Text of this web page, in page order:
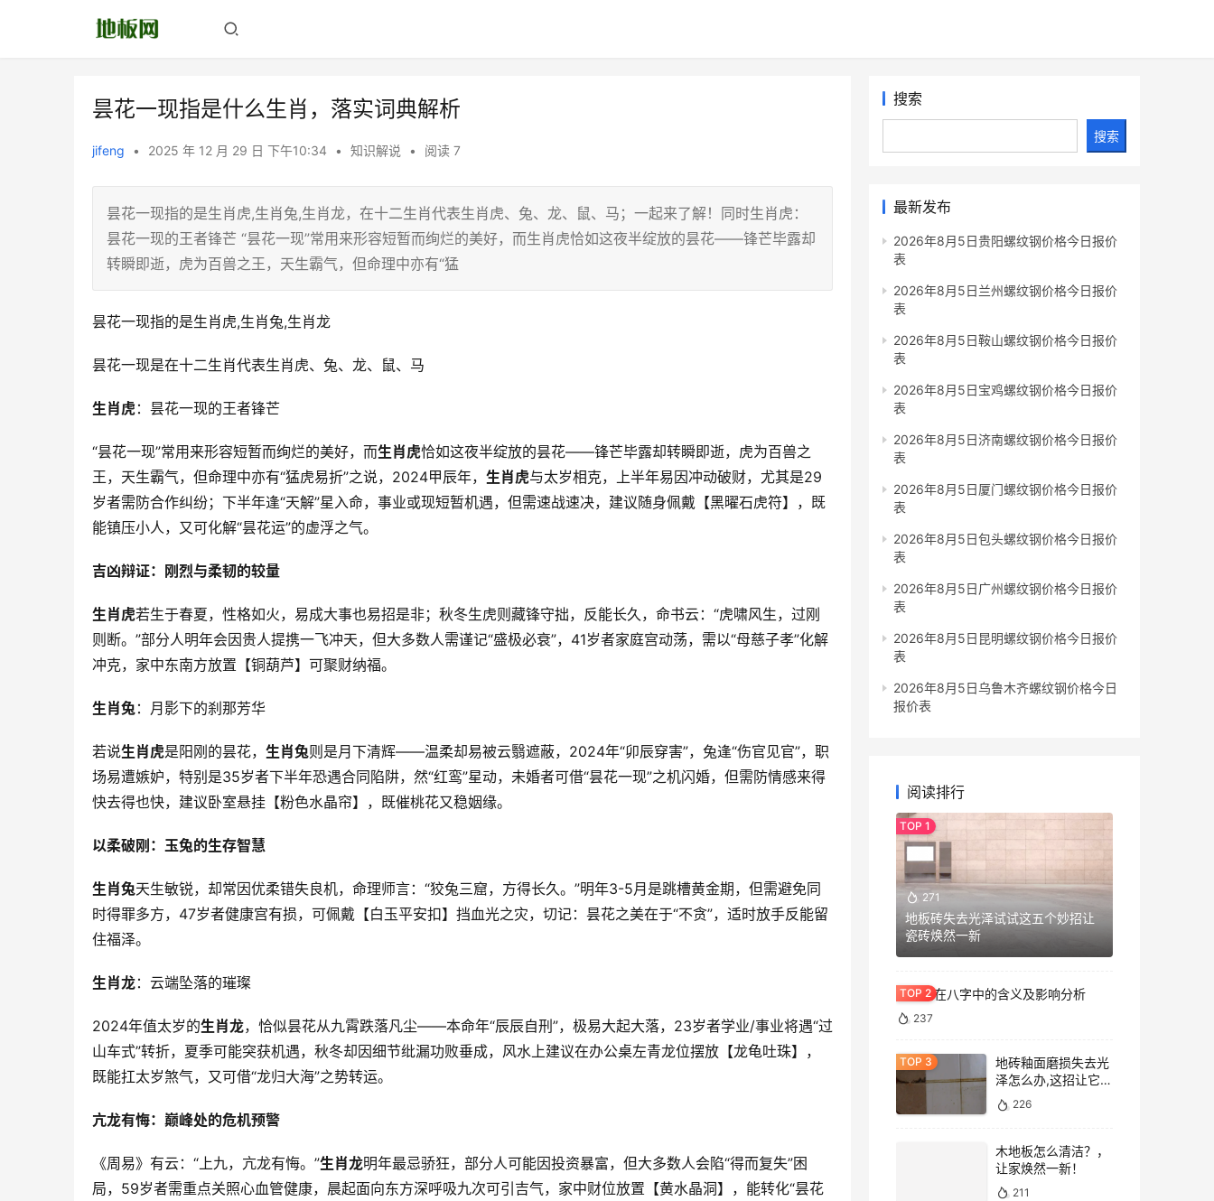
昙花一现指是什么生肖，落实词典解析
jifeng • 2025 年 12 月 29 日 下午10:34 • 知识解说 • 阅读 7
昙花一现指的是生肖虎,生肖兔,生肖龙，在十二生肖代表生肖虎、兔、龙、鼠、马；一起来了解！同时生肖虎：
昙花一现的王者锋芒 “昙花一现”常用来形容短暂而绚烂的美好，而生肖虎恰如这夜半绽放的昙花——锋芒毕露却
转瞬即逝，虎为百兽之王，天生霸气，但命理中亦有“猛
昙花一现指的是生肖虎,生肖兔,生肖龙
昙花一现是在十二生肖代表生肖虎、兔、龙、鼠、马
生肖虎：昙花一现的王者锋芒
“昙花一现”常用来形容短暂而绚烂的美好，而生肖虎恰如这夜半绽放的昙花——锋芒毕露却转瞬即逝，虎为百兽之
王，天生霸气，但命理中亦有“猛虎易折”之说，2024甲辰年， 生肖虎与太岁相克，上半年易因冲动破财，尤其是29
岁者需防合作纠纷；下半年逢“天解”星入命，事业或现短暂机遇，但需速战速决，建议随身佩戴【黑曜石虎符】，既
能镇压小人，又可化解“昙花运”的虚浮之气。
吉凶辩证：刚烈与柔韧的较量
生肖虎若生于春夏，性格如火，易成大事也易招是非；秋冬生虎则藏锋守拙，反能长久，命书云：“虎啸风生，过刚
则断。”部分人明年会因贵人提携一飞冲天，但大多数人需谨记“盛极必衰”，41岁者家庭宫动荡，需以“母慈子孝”化解
冲克，家中东南方放置【铜葫芦】可聚财纳福。
生肖兔：月影下的刹那芳华
若说生肖虎是阳刚的昙花， 生肖兔则是月下清辉——温柔却易被云翳遮蔽，2024年“卯辰穿害”，兔逢“伤官见官”，职
场易遭嫉妒，特别是35岁者下半年恐遇合同陷阱，然“红鸾”星动，未婚者可借“昙花一现”之机闪婚，但需防情感来得
快去得也快，建议卧室悬挂【粉色水晶帘】，既催桃花又稳姻缘。
以柔破刚：玉兔的生存智慧
生肖兔天生敏锐，却常因优柔错失良机，命理师言：“狡兔三窟，方得长久。”明年3-5月是跳槽黄金期，但需避免同
时得罪多方，47岁者健康宫有损，可佩戴【白玉平安扣】挡血光之灾，切记：昙花之美在于“不贪”，适时放手反能留
住福泽。
生肖龙：云端坠落的璀璨
2024年值太岁的生肖龙，恰似昙花从九霄跌落凡尘——本命年“辰辰自刑”，极易大起大落，23岁者学业/事业将遇“过
山车式”转折，夏季可能突获机遇，秋冬却因细节纰漏功败垂成，风水上建议在办公桌左青龙位摆放【龙龟吐珠】，
既能扛太岁煞气，又可借“龙归大海”之势转运。
亢龙有悔：巅峰处的危机预警
《周易》有云：“上九，亢龙有悔。”生肖龙明年最忌骄狂，部分人可能因投资暴富，但大多数人会陷“得而复失”困
局，59岁者需重点关照心血管健康，晨起面向东方深呼吸九次可引吉气，家中财位放置【黄水晶洞】，能转化“昙花
搜索
搜索
最新发布
2026年8月5日贵阳螺纹钢价格今日报价
表
2026年8月5日兰州螺纹钢价格今日报价
表
2026年8月5日鞍山螺纹钢价格今日报价
表
2026年8月5日宝鸡螺纹钢价格今日报价
表
2026年8月5日济南螺纹钢价格今日报价
表
2026年8月5日厦门螺纹钢价格今日报价
表
2026年8月5日包头螺纹钢价格今日报价
表
2026年8月5日广州螺纹钢价格今日报价
表
2026年8月5日昆明螺纹钢价格今日报价
表
2026年8月5日乌鲁木齐螺纹钢价格今日
报价表
阅读排行
271
地板砖失去光泽试试这五个妙招让
瓷砖焕然一新
七杀格在八字中的含义及影响分析
237
地砖釉面磨损失去光
泽怎么办,这招让它重
焕光泽!
226
木地板怎么清洁？，
让家焕然一新！
211